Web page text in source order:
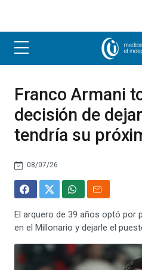
Franco Armani
decisión de
tendría su
08/07/26
El arquero de 39 años optó por
en el Millonario y dejarle el